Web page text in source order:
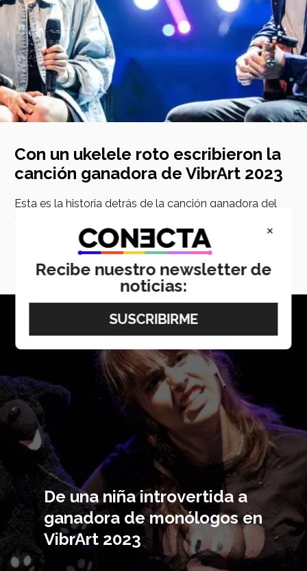
Con un ukelele roto escribieron la
canción ganadora de VibrArt 2023
Esta es la historia detrás de la canción ganadora del
VER MÁS
Imagen
De una niña introvertida a
ganadora de monólogos en
VibrArt 2023
×
Recibe nuestro newsletter de
noticias: